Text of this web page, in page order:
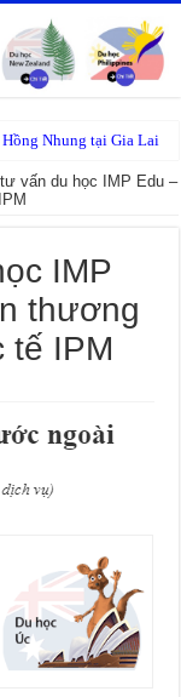
Nhung tại Gia Lai
vấn du học IMP Edu –
IMP
thương
tế IPM